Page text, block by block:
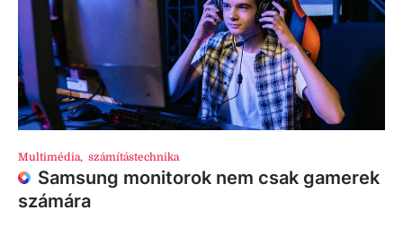
Multimédia, számítástechnika
Samsung monitorok nem csak gamerek
számára